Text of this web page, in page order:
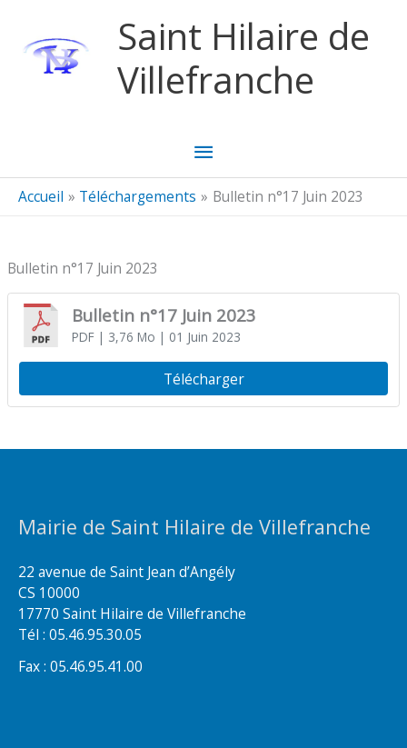
Saint Hilaire de
Villefranche
Menu
principal
Accueil Téléchargements Bulletin n°17 Juin 2023
Bulletin n°17 Juin 2023
Bulletin n°17 Juin 2023
PDF| 3,76 Mo | 01 Juin 2023
Télécharger
Mairie de Saint Hilaire de Villefranche
22 avenue de Saint Jean d’Angély
CS 10000
17770 Saint Hilaire de Villefranche
Tél : 05.46.95.30.05
Fax : 05.46.95.41.00